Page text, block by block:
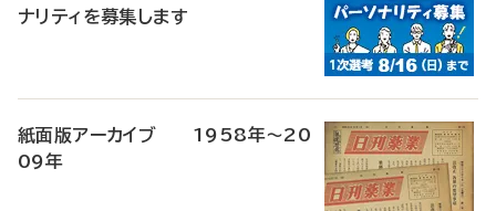
ナリティを募集します
紙面版アーカイブ 1958年～20
09年